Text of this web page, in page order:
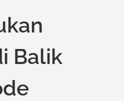
Balik